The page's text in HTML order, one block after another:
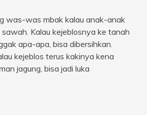
was-was mbak kalau anak-anak
Kalau kejeblosnya ke tanah
apa-apa, bisa dibersihkan.
kejeblos terus kakinya kena
jagung, bisa jadi luka